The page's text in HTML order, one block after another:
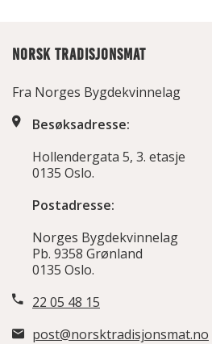
NORSK TRADISJONSMAT
Fra Norges Bygdekvinnelag
Besøksadresse:
Hollendergata 5, 3. etasje
0135 Oslo.
Postadresse:
Norges Bygdekvinnelag
Pb. 9358 Grønland
0135 Oslo.
22 05 48 15
post@norsktradisjonsmat.no